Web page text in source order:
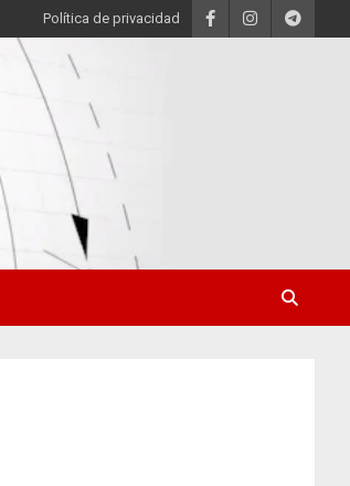
Política de privacidad